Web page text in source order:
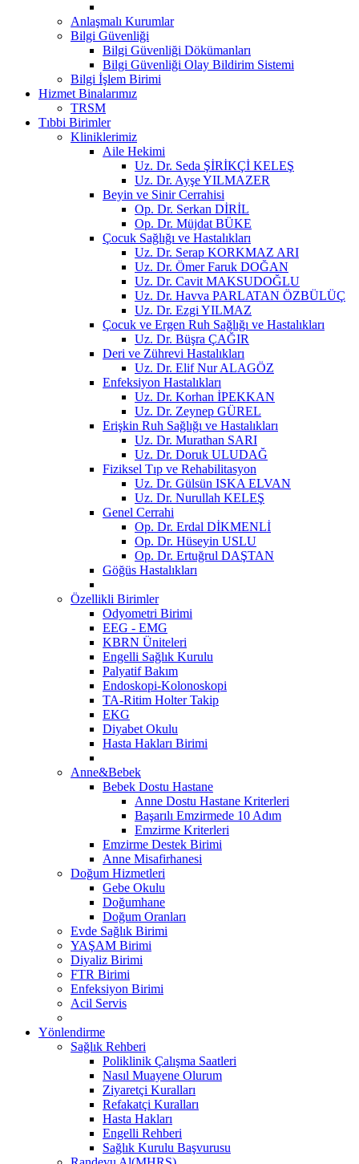
Anlaşmalı Kurumlar
Bilgi Güvenliği
Bilgi Güvenliği Dökümanları
Bilgi Güvenliği Olay Bildirim Sistemi
Bilgi İşlem Birimi
Hizmet Binalarımız
TRSM
Tıbbi Birimler
Kliniklerimiz
Aile Hekimi
Uz. Dr. Seda ŞİRİKÇİ KELEŞ
Uz. Dr. Ayşe YILMAZER
Beyin ve Sinir Cerrahisi
Op. Dr. Serkan DİRİL
Op. Dr. Müjdat BÜKE
Çocuk Sağlığı ve Hastalıkları
Uz. Dr. Serap KORKMAZ ARI
Uz. Dr. Ömer Faruk DOĞAN
Uz. Dr. Cavit MAKSUDOĞLU
Uz. Dr. Havva PARLATAN ÖZBÜLÜÇ
Uz. Dr. Ezgi YILMAZ
Çocuk ve Ergen Ruh Sağlığı ve Hastalıkları
Uz. Dr. Büşra ÇAĞIR
Deri ve Zührevi Hastalıkları
Uz. Dr. Elif Nur ALAGÖZ
Enfeksiyon Hastalıkları
Uz. Dr. Korhan İPEKKAN
Uz. Dr. Zeynep GÜREL
Erişkin Ruh Sağlığı ve Hastalıkları
Uz. Dr. Murathan SARI
Uz. Dr. Doruk ULUDAĞ
Fiziksel Tıp ve Rehabilitasyon
Uz. Dr. Gülsün ISKA ELVAN
Uz. Dr. Nurullah KELEŞ
Genel Cerrahi
Op. Dr. Erdal DİKMENLİ
Op. Dr. Hüseyin USLU
Op. Dr. Ertuğrul DAŞTAN
Göğüs Hastalıkları
Özellikli Birimler
Odyometri Birimi
EEG - EMG
KBRN Üniteleri
Engelli Sağlık Kurulu
Palyatif Bakım
Endoskopi-Kolonoskopi
TA-Ritim Holter Takip
EKG
Diyabet Okulu
Hasta Hakları Birimi
Anne&Bebek
Bebek Dostu Hastane
Anne Dostu Hastane Kriterleri
Başarılı Emzirmede 10 Adım
Emzirme Kriterleri
Emzirme Destek Birimi
Anne Misafirhanesi
Doğum Hizmetleri
Gebe Okulu
Doğumhane
Doğum Oranları
Evde Sağlık Birimi
YAŞAM Birimi
Diyaliz Birimi
FTR Birimi
Enfeksiyon Birimi
Acil Servis
Yönlendirme
Sağlık Rehberi
Poliklinik Çalışma Saatleri
Nasıl Muayene Olurum
Ziyaretçi Kuralları
Refakatçi Kuralları
Hasta Hakları
Engelli Rehberi
Sağlık Kurulu Başvurusu